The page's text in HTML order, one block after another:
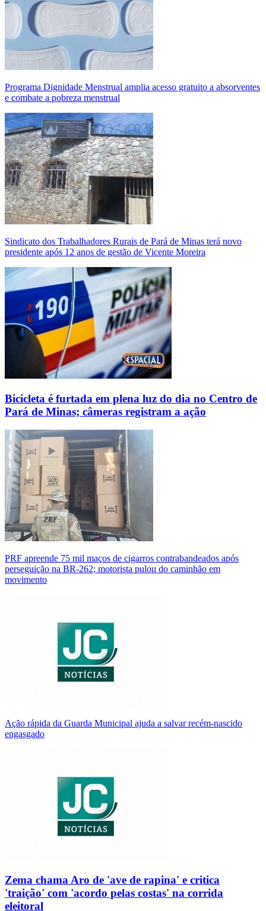
Programa Dignidade Menstrual amplia acesso gratuito a absorventes
e combate a pobreza menstrual
Sindicato dos Trabalhadores Rurais de Pará de Minas terá novo
presidente após 12 anos de gestão de Vicente Moreira
Bicicleta é furtada em plena luz do dia no Centro de
Pará de Minas; câmeras registram a ação
PRF apreende 75 mil maços de cigarros contrabandeados após
perseguição na BR-262; motorista pulou do caminhão em
movimento
Ação rápida da Guarda Municipal ajuda a salvar recém-nascido
engasgado
Zema chama Aro de 'ave de rapina' e critica
'traição' com 'acordo pelas costas' na corrida
eleitoral